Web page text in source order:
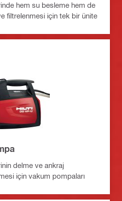
hem su besleme hem de
filtrelenmesi için tek bir ünite
delme ve ankraj
için vakum pompaları